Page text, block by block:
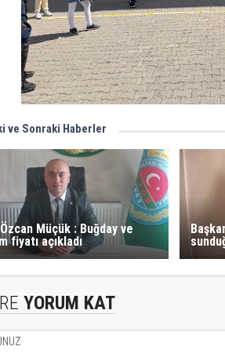
ve Sonraki Haberler
Müçük : Buğday ve
fiyatı açıkladı
YORUM KAT